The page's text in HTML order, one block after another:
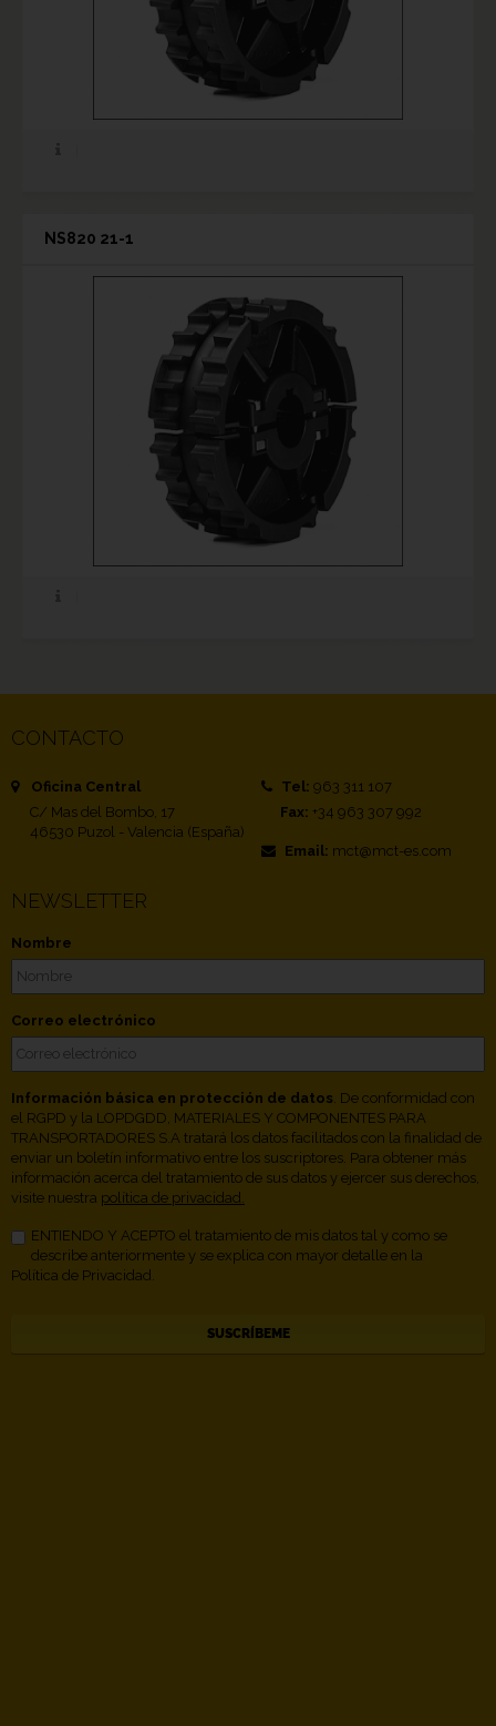
NS820 21-1
CONTACTO
Oficina Central
C/ Mas del Bombo, 17
46530 Puzol - Valencia (España)
Tel: 963 311 107
Fax: +34 963 307 992
Email: mct@mct-es.com
NEWSLETTER
Nombre
Correo electrónico
Información básica en protección de datos . De conformidad con
el RGPD y la LOPDGDD, MATERIALES Y COMPONENTES PARA
TRANSPORTADORES S.A tratará los datos facilitados con la finalidad de
enviar un boletín informativo entre los suscriptores. Para obtener más
información acerca del tratamiento de sus datos y ejercer sus derechos,
visite nuestra política de privacidad.
ENTIENDO Y ACEPTO el tratamiento de mis datos tal y como se
describe anteriormente y se explica con mayor detalle en la
Política de Privacidad.